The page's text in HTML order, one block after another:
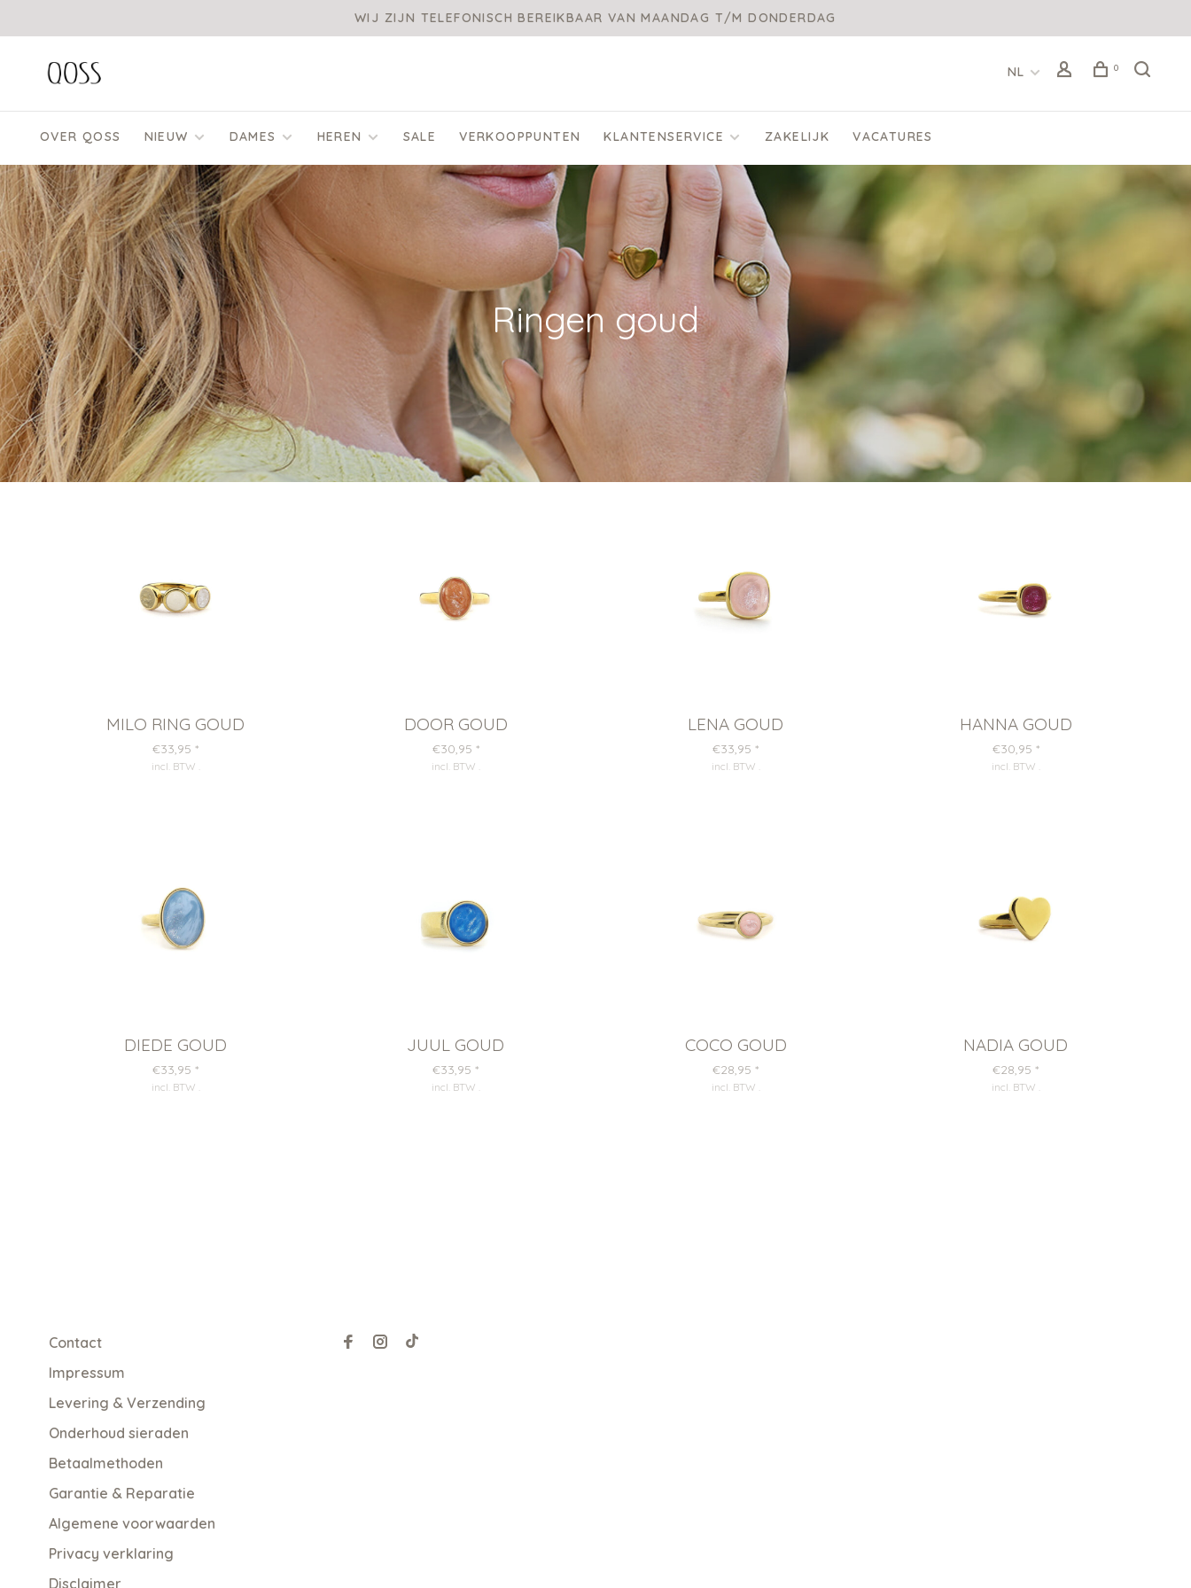
WIJ ZIJN TELEFONISCH BEREIKBAAR VAN MAANDAG T/M DONDERDAG
NL 0
OVER QOSS NIEUW DAMES HEREN SALE VERKOOPPUNTEN KLANTENSERVICE ZAKELIJK VACATURES
Ringen goud
MILO RING GOUD
€33,95 *
incl. BTW
DOOR GOUD
€30,95 *
incl. BTW
LENA GOUD
€33,95 *
incl. BTW
HANNA GOUD
€30,95 *
incl. BTW
DIEDE GOUD
€33,95 *
incl. BTW
JUUL GOUD
€33,95 *
incl. BTW
COCO GOUD
€28,95 *
incl. BTW
NADIA GOUD
€28,95 *
incl. BTW
Contact
Impressum
Levering & Verzending
Onderhoud sieraden
Betaalmethoden
Garantie & Reparatie
Algemene voorwaarden
Privacy verklaring
Disclaimer